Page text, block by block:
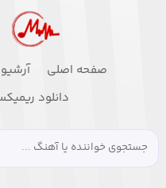
صفحه اصلی
دانلود